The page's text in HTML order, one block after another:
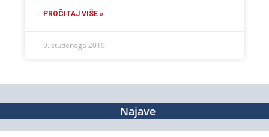
PROČITAJ VIŠE »
9. studenoga 2019.
Najave